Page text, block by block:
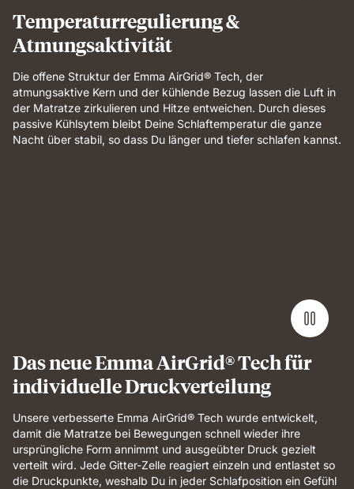
breathable
comfort.
Temperaturregulierung &
Atmungsaktivität
Die offene Struktur der Emma AirGrid® Tech, der
atmungsaktive Kern und der kühlende Bezug lassen die Luft in
der Matratze zirkulieren und Hitze entweichen. Durch dieses
passive Kühlsytem bleibt Deine Schlaftemperatur die ganze
Nacht über stabil, so dass Du länger und tiefer schlafen kannst.
Das neue Emma AirGrid® Tech für
individuelle Druckverteilung
Unsere verbesserte Emma AirGrid® Tech wurde entwickelt,
damit die Matratze bei Bewegungen schnell wieder ihre
ursprüngliche Form annimmt und ausgeübter Druck gezielt
verteilt wird. Jede Gitter-Zelle reagiert einzeln und entlastet so
die Druckpunkte, weshalb Du in jeder Schlafposition ein Gefühl